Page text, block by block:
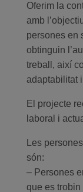
Oferim la
amb
persones en
obtinguin
treball, així
adaptabilitat
El projecte
laboral i
Les
són:
– Persones
que es trobin